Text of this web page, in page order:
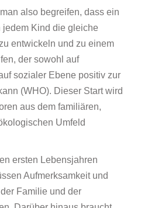
also begreifen, dass ein
Kind die gleiche
entwickeln und zu einem
der sowohl auf
sozialer Ebene positiv zur
(WHO). Dieser Start wird
aus dem familiären,
Umfeld
ersten Lebensjahren
Aufmerksamkeit und
Familie und der